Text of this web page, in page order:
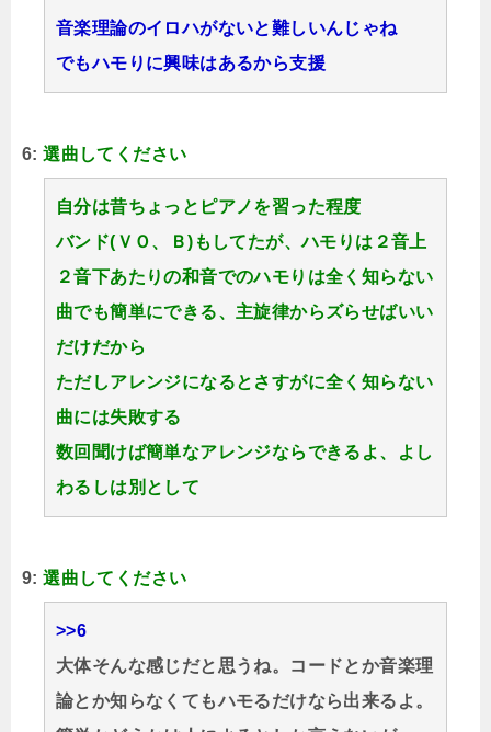
音楽理論のイロハがないと難しいんじゃね
でもハモりに興味はあるから支援
6:選曲してください
自分は昔ちょっとピアノを習った程度
バンド(ＶＯ、Ｂ)もしてたが、ハモりは２音上
２音下あたりの和音でのハモりは全く知らない
曲でも簡単にできる、主旋律からズらせばいい
だけだから
ただしアレンジになるとさすがに全く知らない
曲には失敗する
数回聞けば簡単なアレンジならできるよ、よし
わるしは別として
9:選曲してください
>>6
大体そんな感じだと思うね。コードとか音楽理
論とか知らなくてもハモるだけなら出来るよ。